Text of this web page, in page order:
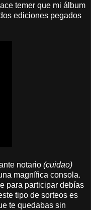
temer que mi álbum
ediciones pegados
notario (cuidao)
magnífica consola.
para participar debías
tipo de sorteos es
te quedabas sin